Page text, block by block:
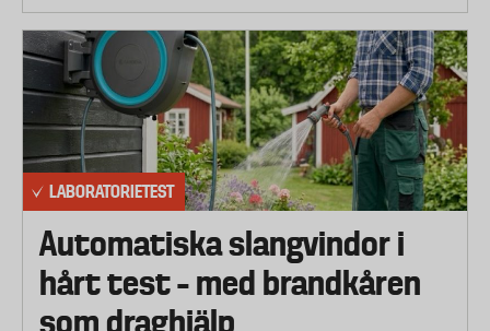
LABORATORIETEST
Automatiska slangvindor i
hårt test – med brandkåren
som draghjälp